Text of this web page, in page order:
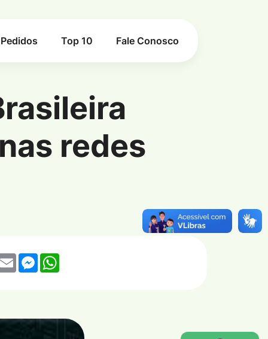
Pedidos Top 10 Fale Conosco
nas redes sociais; veja
redes
EmailMessenger
WhatsApp